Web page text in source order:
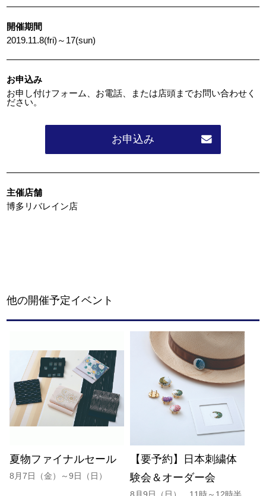
開催期間
2019.11.8(fri)～17(sun)
お申込み
お申し付けフォーム、お電話、または店頭までお問い合わせく
ださい。
お申込み
主催店舗
博多リバレイン店
他の開催予定イベント
夏物ファイナルセール
8月7日（金）～9日（日）
【要予約】日本刺繍体
験会＆オーダー会